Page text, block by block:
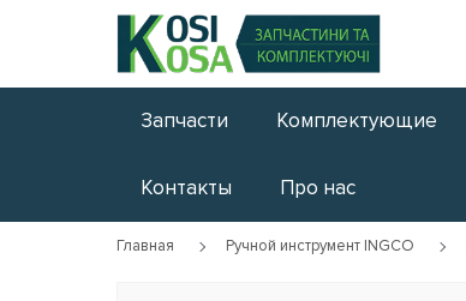
Запчасти Комплектующие
Контакты Про нас
Главная Ручной инструмент INGCO